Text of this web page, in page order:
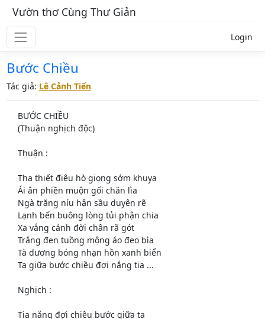
Vườn thơ Cùng Thư Giản
Login
Bước Chiều
Tác giả: Lê Cảnh Tiến
BƯỚC CHIỀU
(Thuận nghịch độc)
Thuận :
Tha thiết điệu hò giọng sớm khuya
Ái ân phiền muộn gối chăn lìa
Ngà trăng níu hận sầu duyên rẽ
Lạnh bến buông lòng tủi phận chia
Xa vắng cảnh đời chân rã gót
Trắng đen tuồng mộng áo đeo bìa
Tà dương bóng nhạn hồn xanh biển
Ta giữa bước chiều đợi nắng tia ...
Nghịch :
Tia nắng đợi chiều bước giữa ta